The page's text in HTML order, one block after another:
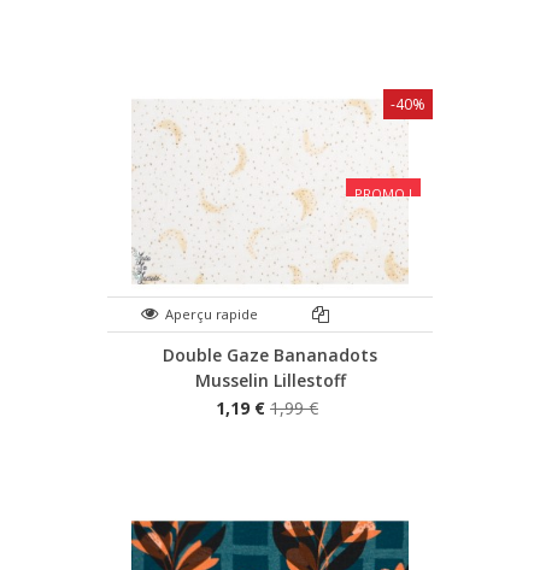
PROMO !
Aperçu rapide
Double Gaze Bananadots
Musselin Lillestoff
1,19 € 1,99 €
-40%